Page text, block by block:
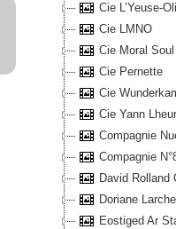
Cie L’Yeuse-
Cie LMNO
Cie Moral Soul
Cie Pernette
Cie
Cie Yann
Compagnie
Compagnie
David Rolland
Doriane
Eostiged Ar